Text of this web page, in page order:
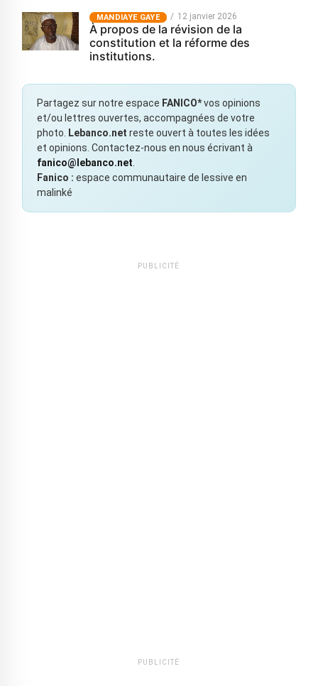
MANDIAYE GAYE 12 janvier 2026
À propos de la révision de la
constitution et la réforme des
institutions.
Partagez sur notre espace FANICO*vos opinions
et/ou lettres ouvertes, accompagnées de votre
photo.
Lebanco.net reste ouvert à toutes les idées
et opinions. Contactez-nous en nous écrivant à
fanico@lebanco.net
Fanico : espace communautaire de lessive en
malinké
PUBLICITÉ
PUBLICITÉ